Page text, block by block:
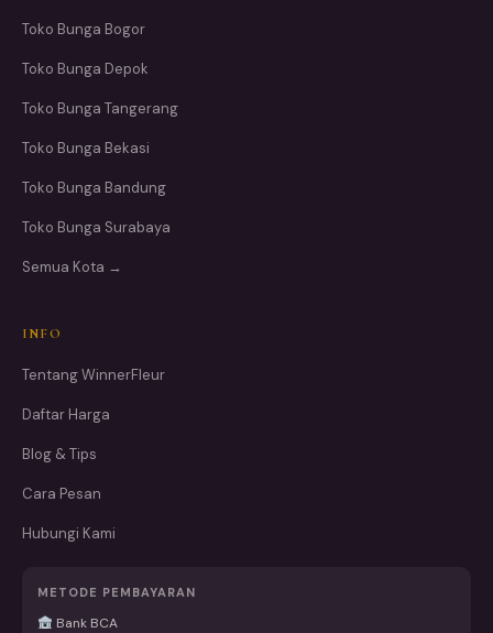
Toko Bunga Bogor
Toko Bunga Depok
Toko Bunga Tangerang
Toko Bunga Bekasi
Toko Bunga Bandung
Toko Bunga Surabaya
Semua Kota →
INFO
Tentang WinnerFleur
Daftar Harga
Blog & Tips
Cara Pesan
Hubungi Kami
METODE PEMBAYARAN
Bank BCA